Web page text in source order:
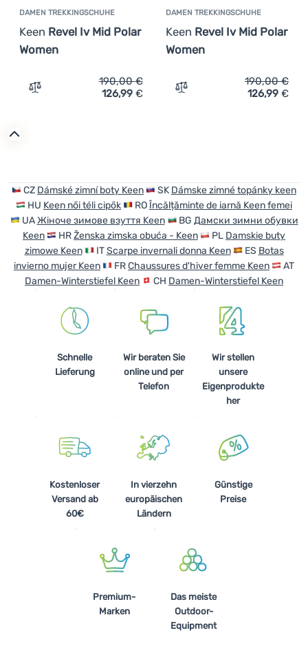
DAMEN TREKKINGSCHUHE
Keen Revel Iv Mid Polar
Women
Zum Vergleich 'Damen Trekkingschuhe Keen Revel Iv
190,00€
126,99 €
DAMEN TREKKINGSCHUHE
Keen Revel Iv Mid Polar
Women
Zum Vergleich 'Damen
190,00€
126,99 €
CZ Dámské zimní boty Keen SK Dámske zimné topánky keen
HU Keen női téli cipők ROÎncălțăminte de iarnă Keen femei
UAЖіноче зимове взуття Keen BG Дамски зимни обувки
Keen
HRŽenska zimska obuća - Keen PL Damskie buty
zimowe Keen
ITScarpe invernali donna Keen ES Botas
invierno mujer Keen
FRChaussures d'hiver femme Keen
AT
Damen-Winterstiefel Keen
CH Damen-Winterstiefel Keen
Schnelle
Lieferung
Wir beraten Sie
online und per
Telefon
Wir stellen
unsere
Eigenprodukte
her
Kostenloser
Versand ab
60€
In vierzehn
europäischen
Ländern
Günstige
Preise
Premium-
Marken
Das meiste
Outdoor-
Equipment